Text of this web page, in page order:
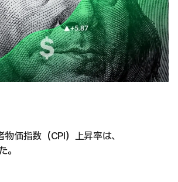
価指数（CPI）上昇率は、
。